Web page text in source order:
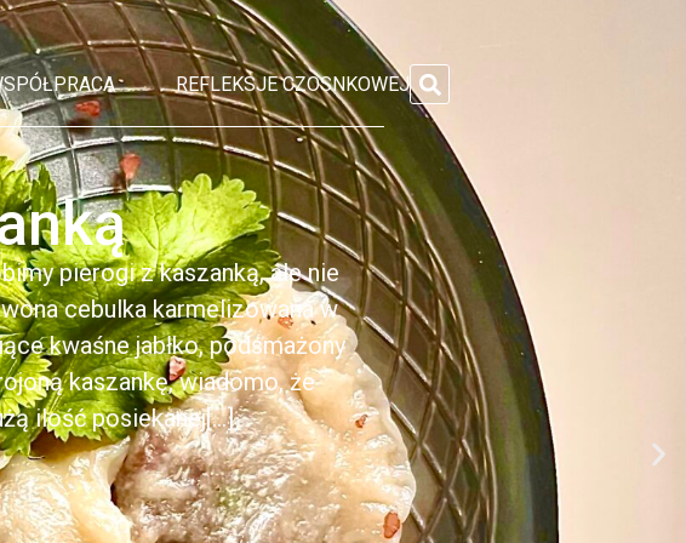
REFLEKSJE CZOSNKOWEJ
pierogi z kaszanką, ale nie
cebulka karmelizowana w
kwaśne jabłko, podsmażony
kaszankę, wiadomo, że
ilość posiekanej[...]